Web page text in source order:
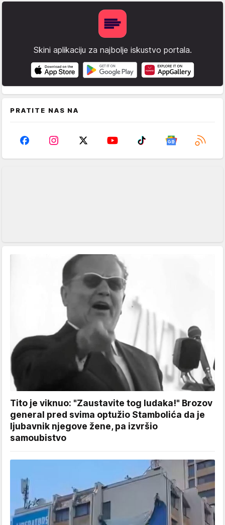
Skini aplikaciju za najbolje iskustvo portala.
PRATITE NAS NA
Tito je viknuo: "Zaustavite tog ludaka!" Brozov
general pred svima optužio Stambolića da je
ljubavnik njegove žene, pa izvršio
samoubistvo